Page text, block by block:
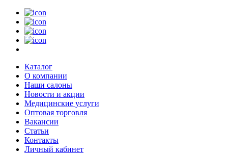
Каталог
О компании
Наши салоны
Новости и акции
Медицинские услуги
Оптовая торговля
Вакансии
Статьи
Контакты
Личный кабинет